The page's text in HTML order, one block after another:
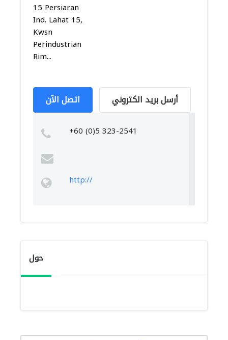
15 Persiaran
Ind. Lahat 15,
Kwsn
Perindustrian
Rim...
اتصل الآن أرسل بريد الكتروني
+60 (0)5 323-2541
http://
حول